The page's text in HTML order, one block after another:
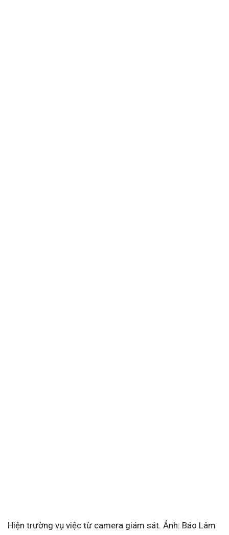
Hiện trường vụ việc từ camera giám sát. Ảnh: Báo Lâm